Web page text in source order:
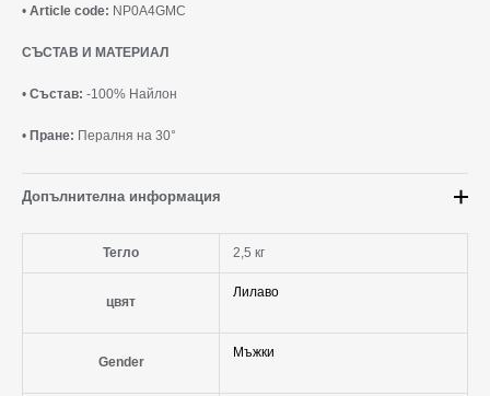
• Article code: NP0A4GMC
СЪСТАВ И МАТЕРИАЛ
• Състав: -100% Найлон
• Пране: Пералня на 30°
Допълнителна информация
Тегло 2,5 кг
цвят
Лилаво
Gender
Мъжки